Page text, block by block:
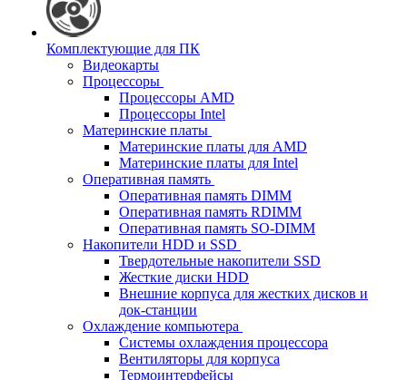
Комплектующие для ПК
Видеокарты
Процессоры
Процессоры AMD
Процессоры Intel
Материнские платы
Материнские платы для AMD
Материнские платы для Intel
Оперативная память
Оперативная память DIMM
Оперативная память RDIMM
Оперативная память SO-DIMM
Накопители HDD и SSD
Твердотельные накопители SSD
Жесткие диски HDD
Внешние корпуса для жестких дисков и
док-станции
Охлаждение компьютера
Системы охлаждения процессора
Вентиляторы для корпуса
Термоинтерфейсы